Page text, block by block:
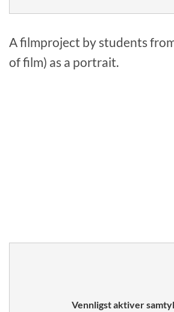
A filmproject by students
of film) as a portrait.
Vennligst aktiver